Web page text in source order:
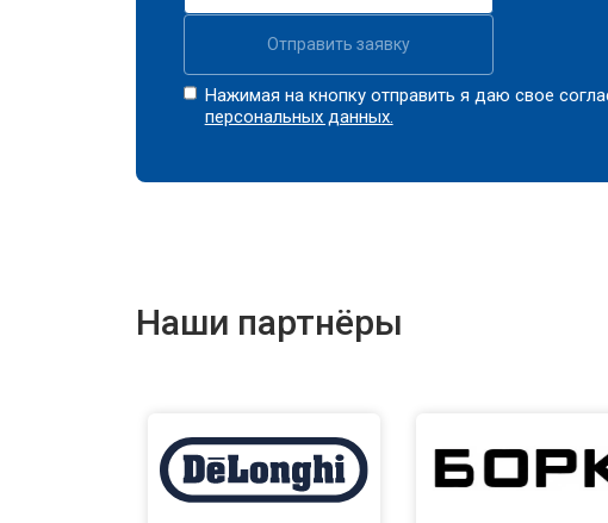
Отправить заявку
Нажимая на кнопку отправить я даю свое
персональных данных.
Наши партнёры